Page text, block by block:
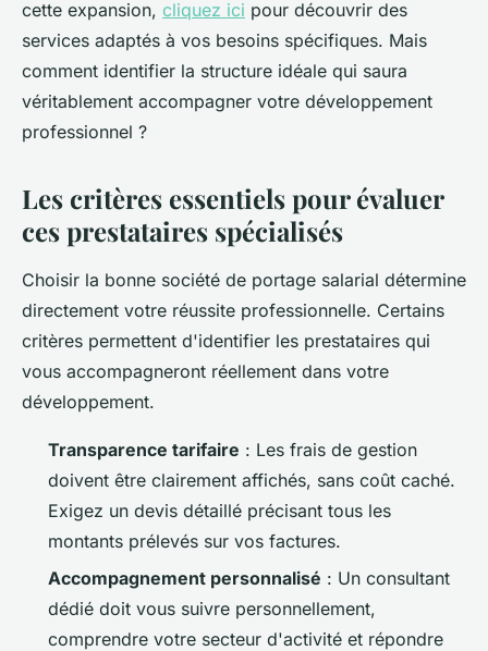
cette expansion, cliquez ici pour découvrir des
services adaptés à vos besoins spécifiques. Mais
comment identifier la structure idéale qui saura
véritablement accompagner votre développement
professionnel ?
Les critères essentiels pour évaluer
ces prestataires spécialisés
Choisir la bonne société de portage salarial détermine
directement votre réussite professionnelle. Certains
critères permettent d'identifier les prestataires qui
vous accompagneront réellement dans votre
développement.
Transparence tarifaire : Les frais de gestion
doivent être clairement affichés, sans coût caché.
Exigez un devis détaillé précisant tous les
montants prélevés sur vos factures.
Accompagnement personnalisé : Un consultant
dédié doit vous suivre personnellement,
comprendre votre secteur d'activité et répondre